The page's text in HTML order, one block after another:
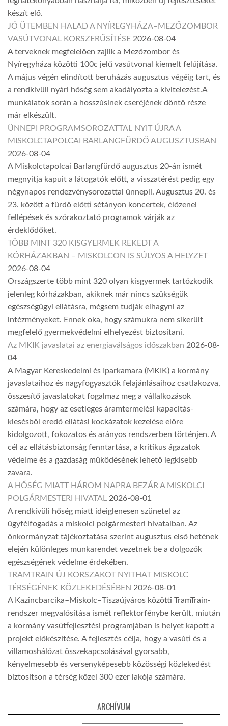
készít elő.
JÓ ÜTEMBEN HALAD A NYÍREGYHÁZA–MEZŐZOMBOR
VASÚTVONAL KORSZERŰSÍTÉSE 2026-08-04
A terveknek megfelelően zajlik a Mezőzombor és
Nyíregyháza közötti 100c jelű vasútvonal kiemelt felújítása.
A május végén elindított beruházás augusztus végéig tart, és
a rendkívüli nyári hőség sem akadályozta a kivitelezést.A
munkálatok során a hosszúsínek cseréjének döntő része
már elkészült.
ÜNNEPI PROGRAMSOROZATTAL NYIT ÚJRA A
MISKOLCTAPOLCAI BARLANGFÜRDŐ AUGUSZTUSBAN
2026-08-04
A Miskolctapolcai Barlangfürdő augusztus 20-án ismét
megnyitja kapuit a látogatók előtt, a visszatérést pedig egy
négynapos rendezvénysorozattal ünnepli. Augusztus 20. és
23. között a fürdő előtti sétányon koncertek, élőzenei
fellépések és szórakoztató programok várják az
érdeklődőket.
TÖBB MINT 320 KISGYERMEK REKEDT A
KÓRHÁZAKBAN – MISKOLCON IS SÚLYOS A HELYZET
2026-08-04
Országszerte több mint 320 olyan kisgyermek tartózkodik
jelenleg kórházakban, akiknek már nincs szükségük
egészségügyi ellátásra, mégsem tudják elhagyni az
intézményeket. Ennek oka, hogy számukra nem sikerült
megfelelő gyermekvédelmi elhelyezést biztosítani.
Az MKIK javaslatai az energiaválságos időszakban 2026-08-
04
A Magyar Kereskedelmi és Iparkamara (MKIK) a kormány
javaslataihoz és nagyfogyasztók felajánlásaihoz csatlakozva,
összesítő javaslatokat fogalmaz meg a vállalkozások
számára, hogy az esetleges áramtermelési kapacitás-
kiesésből eredő ellátási kockázatok kezelése előre
kidolgozott, fokozatos és arányos rendszerben történjen. A
cél az ellátásbiztonság fenntartása, a kritikus ágazatok
védelme és a gazdaság működésének lehető legkisebb
zavara.
A HŐSÉG MIATT HÁROM NAPRA BEZÁR A MISKOLCI
POLGÁRMESTERI HIVATAL 2026-08-01
A rendkívüli hőség miatt ideiglenesen szünetel az
ügyfélfogadás a miskolci polgármesteri hivatalban. Az
önkormányzat tájékoztatása szerint augusztus első hetének
elején különleges munkarendet vezetnek be a dolgozók
egészségének védelme érdekében.
TRAMTRAIN ÚJ KORSZAKOT NYITHAT MISKOLC
TÉRSÉGÉNEK KÖZLEKEDÉSÉBEN 2026-08-01
A Kazincbarcika–Miskolc–Tiszaújváros közötti TramTrain-
rendszer megvalósítása ismét reflektorfénybe került, miután
a kormány vasútfejlesztési programjában is helyet kapott a
projekt előkészítése. A fejlesztés célja, hogy a vasúti és a
villamoshálózat összekapcsolásával gyorsabb,
kényelmesebb és versenyképesebb közösségi közlekedést
biztosítson a térség közel 300 ezer lakója számára.
ARCHÍVUM